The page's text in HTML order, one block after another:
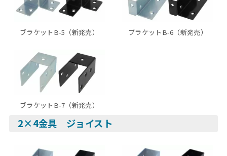
ブラケットB-5（新発売） ブラケットB-6（新発売）
ブラケットB-7（新発売）
2×4金具 ジョイスト